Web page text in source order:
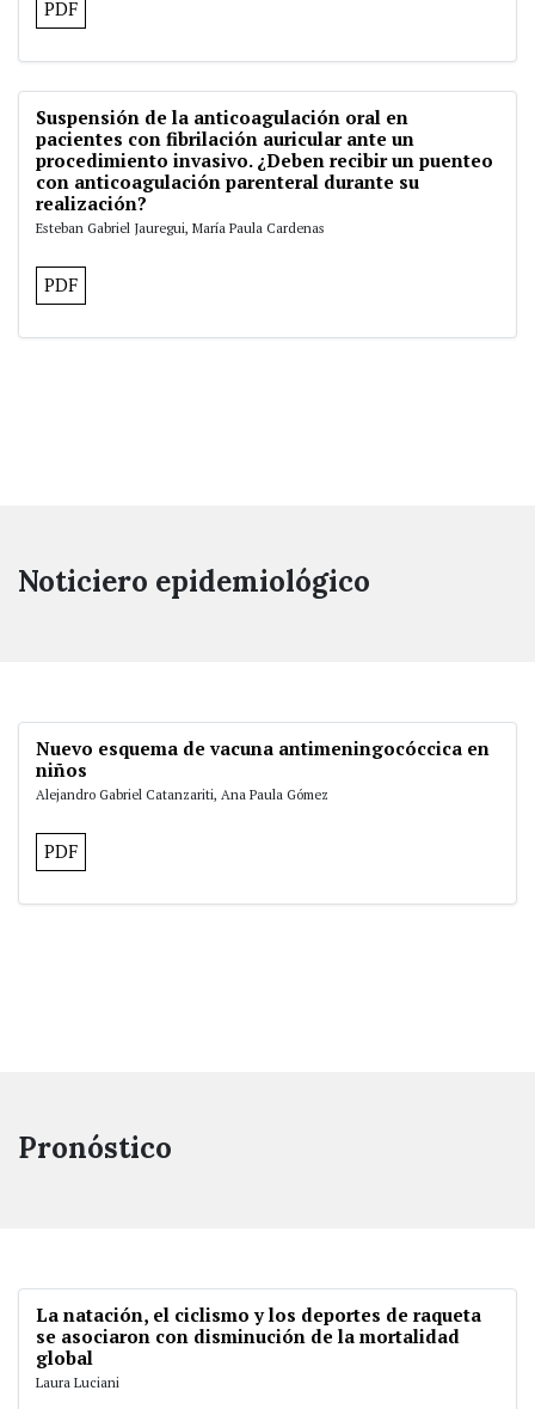
PDF
Suspensión de la anticoagulación oral en
pacientes con fibrilación auricular ante un
procedimiento invasivo. ¿Deben recibir un puenteo
con anticoagulación parenteral durante su
realización?
Esteban Gabriel Jauregui, María Paula Cardenas
PDF
Noticiero epidemiológico
Nuevo esquema de vacuna antimeningocóccica en
niños
Alejandro Gabriel Catanzariti, Ana Paula Gómez
PDF
Pronóstico
La natación, el ciclismo y los deportes de raqueta
se asociaron con disminución de la mortalidad
global
Laura Luciani